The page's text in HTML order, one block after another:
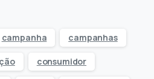
campanha campanhas
consumidor